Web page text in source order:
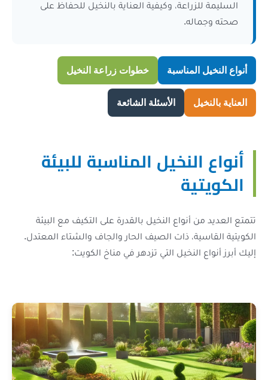
وكيفية العناية بالنخيل للحفاظ على
خطوات زراعة النخيل
الأسئلة الشائعة
المناسبة للبيئة
النخيل بالقدرة على التكيف مع البيئة
ذات الصيف الحار والجاف والشتاء المعتدل.
التي تزدهر في مناخ الكويت: